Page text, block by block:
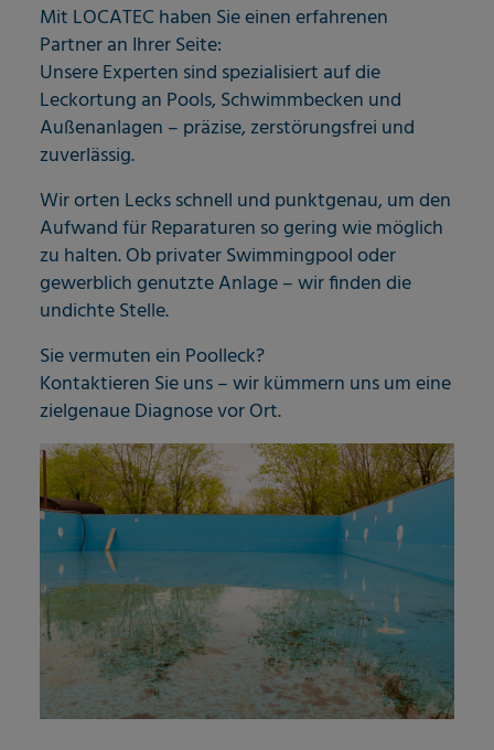
Mit LOCATEC haben Sie einen erfahrenen
Partner an Ihrer Seite:
Unsere Experten sind spezialisiert auf die
Leckortung an Pools, Schwimmbecken und
Außenanlagen – präzise, zerstörungsfrei und
zuverlässig.
Wir orten Lecks schnell und punktgenau, um den
Aufwand für Reparaturen so gering wie möglich
zu halten. Ob privater Swimmingpool oder
gewerblich genutzte Anlage – wir finden die
undichte Stelle.
Sie vermuten ein Poolleck?
Kontaktieren Sie uns – wir kümmern uns um eine
zielgenaue Diagnose vor Ort.